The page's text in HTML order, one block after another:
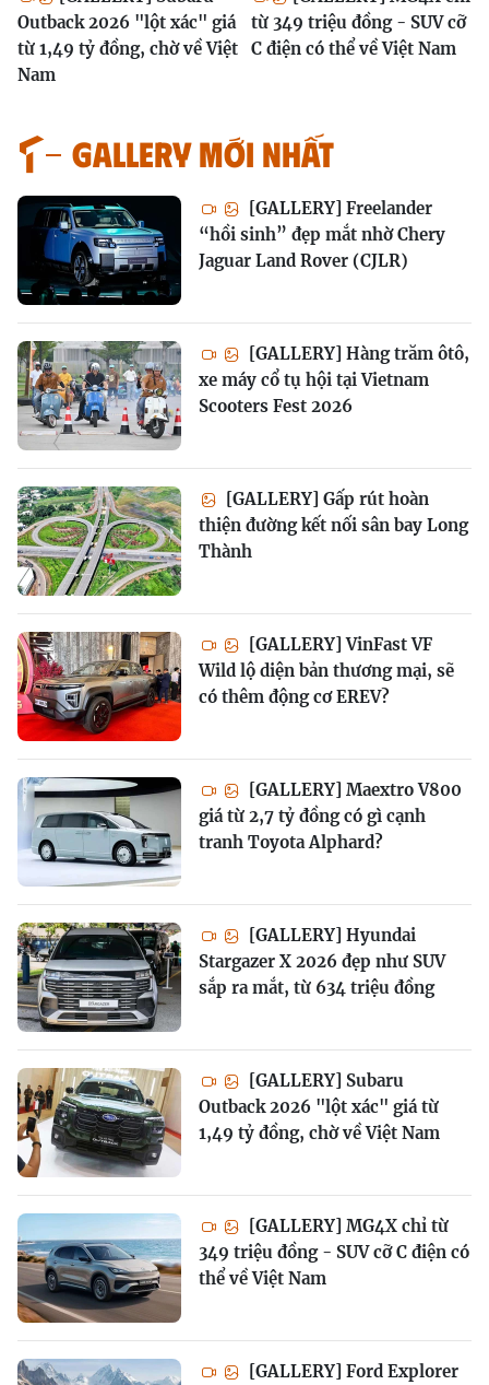
Outback 2026 "lột xác" giá
từ 1,49 tỷ đồng, chờ về Việt
Nam
từ 349 triệu đồng - SUV cỡ
C điện có thể về Việt Nam
GALLERY MỚI NHẤT
[GALLERY] Freelander
“hồi sinh” đẹp mắt nhờ Chery
Jaguar Land Rover (CJLR)
[GALLERY] Hàng trăm ôtô,
xe máy cổ tụ hội tại Vietnam
Scooters Fest 2026
[GALLERY] Gấp rút hoàn
thiện đường kết nối sân bay Long
Thành
[GALLERY] VinFast VF
Wild lộ diện bản thương mại, sẽ
có thêm động cơ EREV?
[GALLERY] Maextro V800
giá từ 2,7 tỷ đồng có gì cạnh
tranh Toyota Alphard?
[GALLERY] Hyundai
Stargazer X 2026 đẹp như SUV
sắp ra mắt, từ 634 triệu đồng
[GALLERY] Subaru
Outback 2026 "lột xác" giá từ
1,49 tỷ đồng, chờ về Việt Nam
[GALLERY] MG4X chỉ từ
349 triệu đồng - SUV cỡ C điện có
thể về Việt Nam
[GALLERY] Ford Explorer